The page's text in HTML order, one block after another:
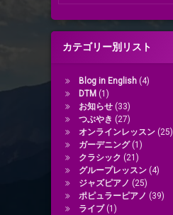
カテゴリー別リスト
Blog in English(4)
DTM (1)
お知らせ(33)
つぶやき (27)
オンラインレッスン(25)
ガーデニング(1)
クラシック (21)
グループレッスン(4)
ジャズピアノ (25)
ポピュラーピアノ (39)
ライブ(1)